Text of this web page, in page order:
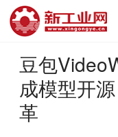
豆包
成模型开
革